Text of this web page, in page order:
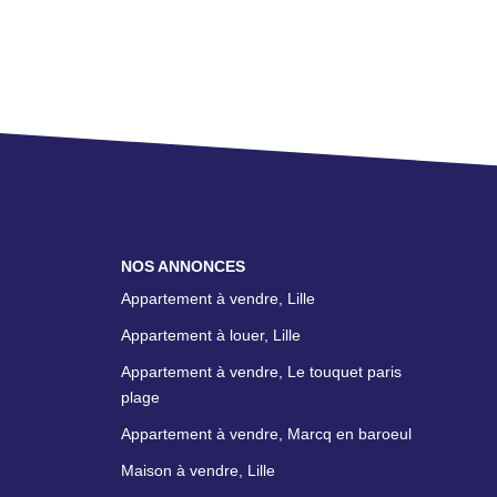
NOS ANNONCES
Appartement à vendre, Lille
Appartement à louer, Lille
Appartement à vendre, Le touquet paris
plage
Appartement à vendre, Marcq en baroeul
Maison à vendre, Lille